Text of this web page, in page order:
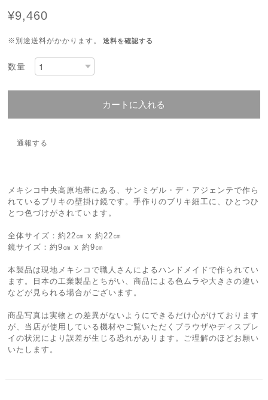
¥9,460
※別途送料がかかります。 送料を確認する
数量
カートに入れる
通報する
メキシコ中央高原地帯にある、サンミゲル・デ・アジェンテで作ら
れているブリキの壁掛け鏡です。手作りのブリキ細工に、ひとつひ
とつ色づけがされています。
全体サイズ：約22㎝ x 約22㎝
鏡サイズ：約9㎝ x 約9㎝
本製品は現地メキシコで職人さんによるハンドメイドで作られてい
ます。日本の工業製品とちがい、商品による色ムラや大きさの違い
などが見られる場合がございます。
商品写真は実物との差異がないようにできるだけ心がけております
が、当店が使用している機材やご覧いただくブラウザやディスプレ
イの状況により誤差が生じる恐れがあります。ご理解のほどお願い
いたします。